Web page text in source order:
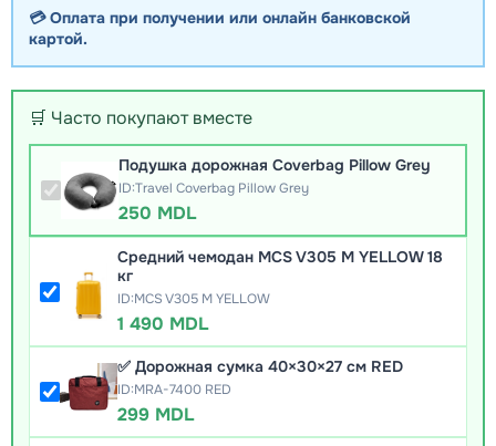
💳 Оплата при получении или онлайн банковской
картой.
🛒 Часто покупают вместе
Подушка дорожная Coverbag Pillow Grey
ID:Travel Coverbag Pillow Grey
250 MDL
Средний чемодан MCS V305 M YELLOW 18
кг
ID:MCS V305 M YELLOW
1 490 MDL
✅ Дорожная сумка 40×30×27 см RED
ID:MRA-7400 RED
299 MDL